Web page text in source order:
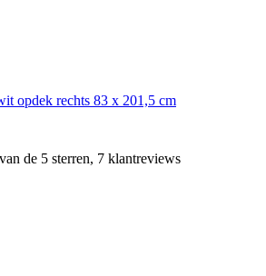
opdek rechts 83 x 201,5 cm
de 5 sterren, 7 klantreviews